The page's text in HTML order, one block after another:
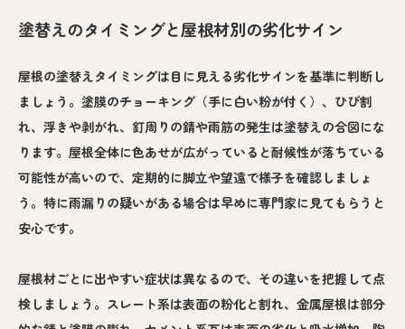
塗替えのタイミングと屋根材別の劣化サイン
屋根の塗替えタイミングは目に見える劣化サインを基準に判断し
ましょう。塗膜のチョーキング（手に白い粉が付く）、ひび割
れ、浮きや剥がれ、釘周りの錆や雨筋の発生は塗替えの合図にな
ります。屋根全体に色あせが広がっていると耐候性が落ちている
可能性が高いので、定期的に脚立や望遠で様子を確認しましょ
う。特に雨漏りの疑いがある場合は早めに専門家に見てもらうと
安心です。
屋根材ごとに出やすい症状は異なるので、その違いを把握して点
検しましょう。スレート系は表面の粉化と割れ、金属屋根は部分